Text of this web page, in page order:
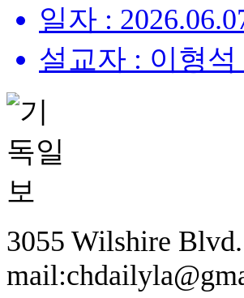
일자 :
설교자 : 이형
3055 Wilshire